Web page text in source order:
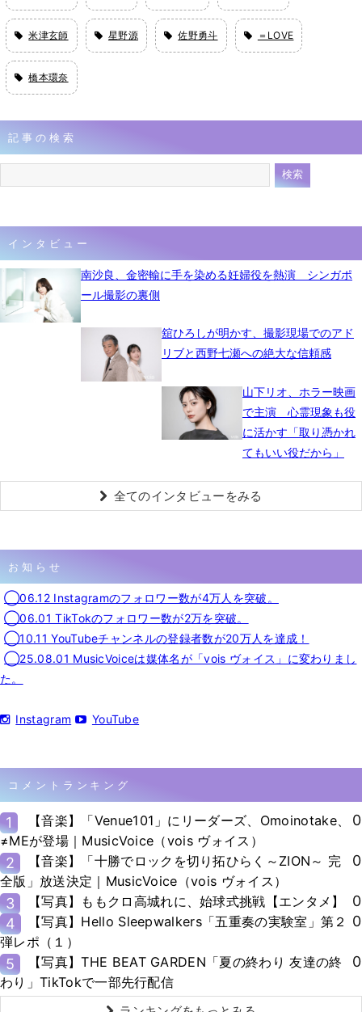
米津玄師 星野源 佐野勇斗 ＝LOVE
橋本環奈
記事の検索
インタビュー
南沙良、金密輸に手を染める妊婦役を熱演 シンガポ
ール撮影の裏側
舘ひろしが明かす、撮影現場でのアド
リブと西野七瀬への絶大な信頼感
山下リオ、ホラー映画
で主演 心霊現象も役
に活かす「取り憑かれ
てもいい役だから」
全てのインタビューをみる
お知らせ
◯06.12 Instagramのフォロワー数が4万人を突破。
◯06.01 TikTokのフォロワー数が2万を突破。
◯10.11 YouTubeチャンネルの登録者数が20万人を達成！
◯25.08.01 MusicVoiceは媒体名が「vois ヴォイス」に変わりまし
た。
Instagram YouTube
コメントランキング
1
【音楽】「Venue101」にリーダーズ、Omoinotake、
≠MEが登場｜MusicVoice（vois ヴォイス）
0
2
【音楽】「十勝でロックを切り拓ひらく～ZION～ 完
全版」放送決定｜MusicVoice（vois ヴォイス）
0
3 【写真】ももクロ高城れに、始球式挑戦【エンタメ】
0
4
【写真】Hello Sleepwalkers「五重奏の実験室」第２
弾レポ（１）
0
5
【写真】THE BEAT GARDEN「夏の終わり 友達の終
わり」TikTokで一部先行配信
0